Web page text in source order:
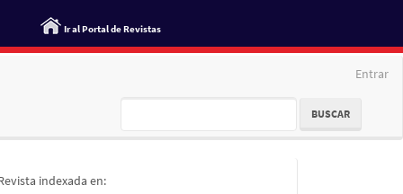
Ir al Portal de Revistas
Entrar
BUSCAR
indexada en: